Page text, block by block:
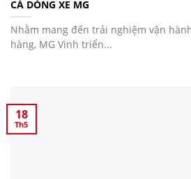
CẢ DÒNG XE MG
Nhằm mang đến trải nghiệm vận
hàng, MG Vinh triển...
18
Th5